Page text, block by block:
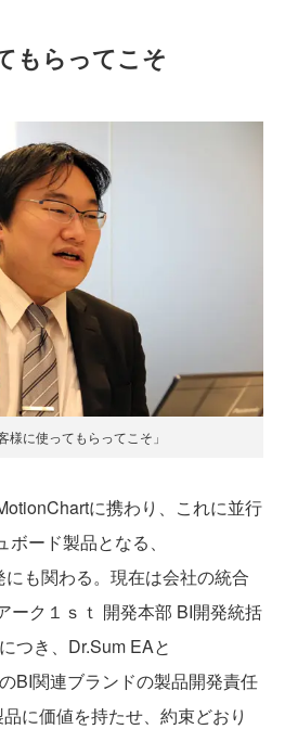
もらってこそ
様に使ってもらってこそ」
に携わり、これに並行
ード製品となる、
にも関わる。現在は会社の統合
ーク１ｓｔ 開発本部 BI開発統括
つき、Dr.Sum EAと
BI関連ブランドの製品開発責任
に価値を持たせ、約束どおり